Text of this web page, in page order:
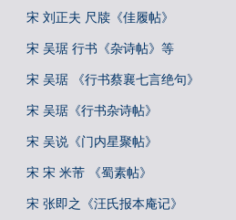
宋 刘正夫 尺牍《佳履帖》
宋 吴琚 行书《杂诗帖》等
宋 吴琚 《行书蔡襄七言绝句》
宋 吴琚《行书杂诗帖》
宋 吴说《门内星聚帖》
宋 宋 米芾 《蜀素帖》
宋 张即之《汪氏报本庵记》